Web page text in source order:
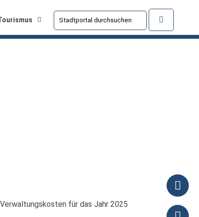
für das Jahr 2025